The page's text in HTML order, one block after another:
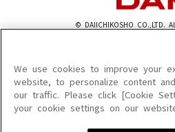
© DAIICHIKOSHO CO.,LTD.
このサイトに掲載されている一切の文章・画像
を問わず、著作権法の定める範囲を超えて無断
を禁じます。
楽曲及びコンテンツは、機種によりご利用いた
楽曲及びコンテンツの配信日、配信内容が変更に
We use cookies to improve your
website, to personalize content
our traffic. Please click [Cookie
your cookie settings on our